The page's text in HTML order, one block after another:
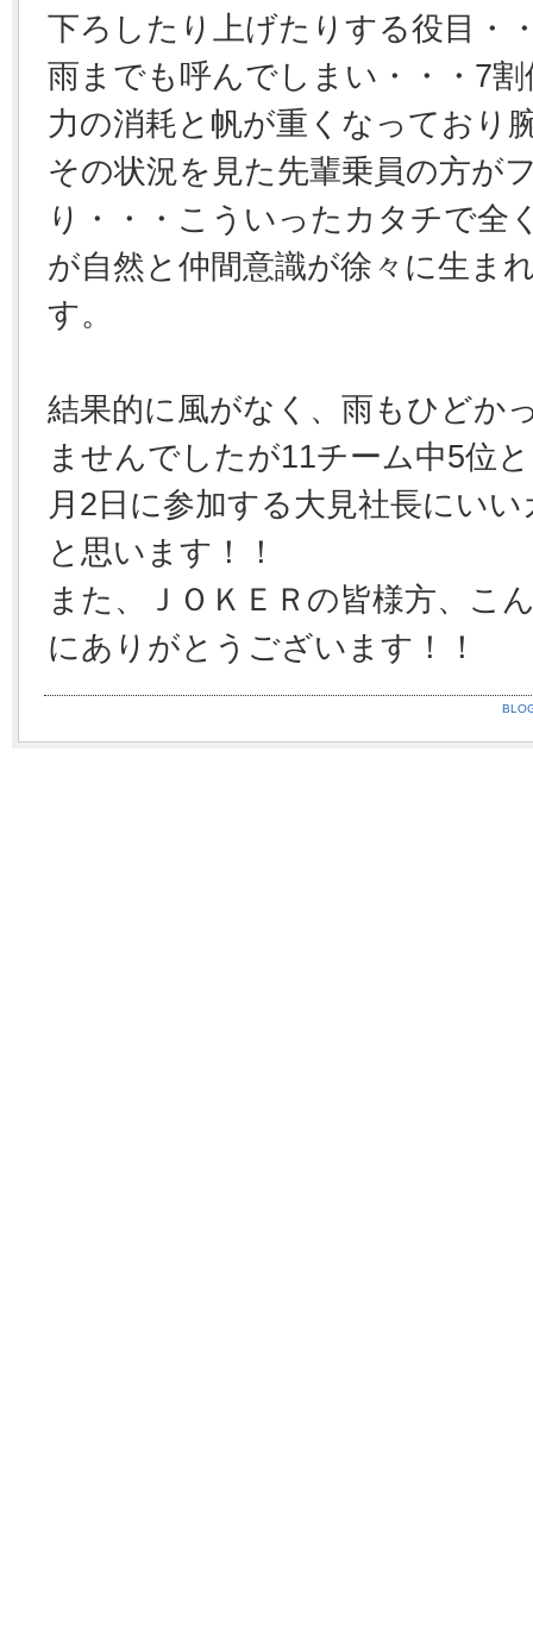
下ろしたり上げたりする役目・
雨までも呼んでしまい・・・7
力の消耗と帆が重くなっており
その状況を見た先輩乗員の方が
り・・・こういったカタチで全
が自然と仲間意識が徐々に生ま
す。
結果的に風がなく、雨もひどか
ませんでしたが11チーム中5位
月2日に参加する大見社長にい
と思います！！
また、ＪＯＫＥＲの皆様方、こ
にありがとうございます！！